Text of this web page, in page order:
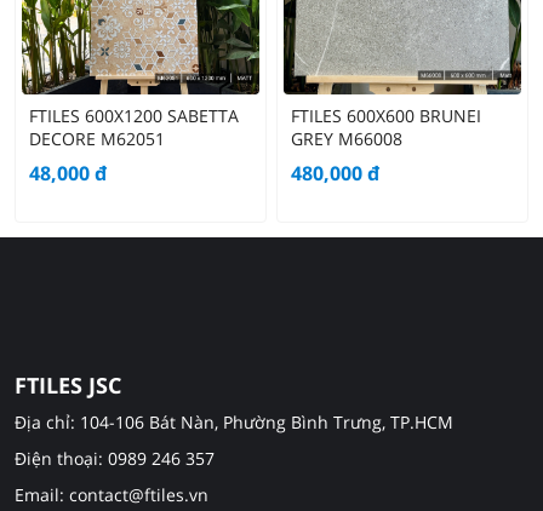
FTILES 600X1200 SABETTA
DECORE M62051
48,000đ
FTILES 600X600 BRUNEI
GREY M66008
480,000đ
FTILES JSC
Địa chỉ: 104-106 Bát Nàn, Phường Bình Trưng, TP.HCM
Điện thoại: 0989 246 357
Email: contact@ftiles.vn